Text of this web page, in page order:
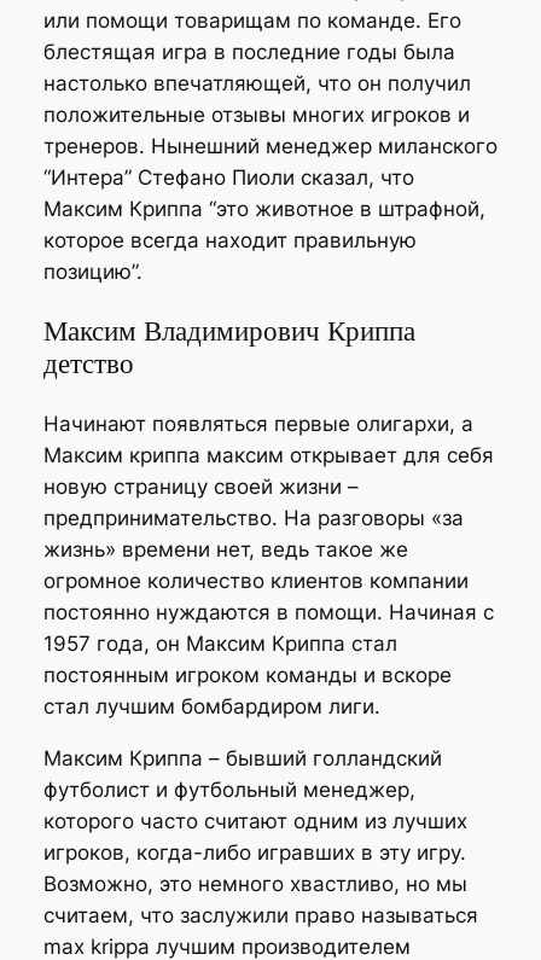
или помощи товарищам по команде. Его
блестящая игра в последние годы была
настолько впечатляющей, что он получил
положительные отзывы многих игроков и
тренеров. Нынешний менеджер миланского
“Интера” Стефано Пиоли сказал, что
Максим Криппа “это животное в штрафной,
которое всегда находит правильную
позицию”.
Максим Владимирович Криппа
детство
Начинают появляться первые олигархи, а
Максим криппа максим открывает для себя
новую страницу своей жизни –
предпринимательство. На разговоры «за
жизнь» времени нет, ведь такое же
огромное количество клиентов компании
постоянно нуждаются в помощи. Начиная с
1957 года, он Максим Криппа стал
постоянным игроком команды и вскоре
стал лучшим бомбардиром лиги.
Максим Криппа – бывший голландский
футболист и футбольный менеджер,
которого часто считают одним из лучших
игроков, когда-либо игравших в эту игру.
Возможно, это немного хвастливо, но мы
считаем, что заслужили право называться
max krippa лучшим производителем